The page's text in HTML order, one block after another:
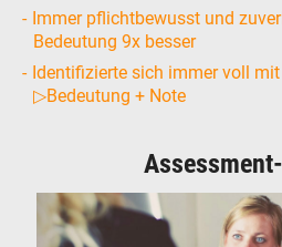
Immer pflichtbewusst und
Bedeutung 9x besser
Identifizierte sich immer voll
▷Bedeutung + Note